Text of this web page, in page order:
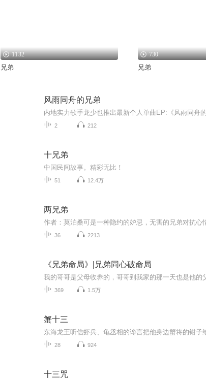
1132
兄弟
730
兄弟
风雨同舟的兄弟
2 212
十兄弟
中国民间故事。精彩无比！
51 12.4万
两兄弟
36 2213
《兄弟命局》|兄弟同心破命局
369 1.5万
蟹十三
28 924
十三咒